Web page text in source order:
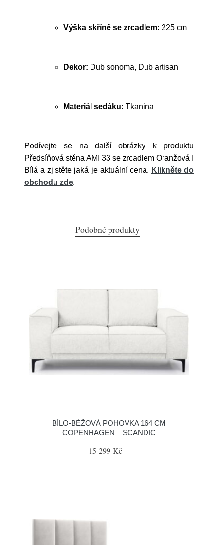
Výška skříně se zrcadlem: 225 cm
Dekor: Dub sonoma, Dub artisan
Materiál sedáku: Tkanina
Podívejte se na další obrázky k produktu
Předsíňová stěna AMI 33 se zrcadlem Oranžová I
Bílá a zjistěte jaká je aktuální cena. Klikněte do
obchodu zde.
Podobné produkty
BÍLO-BÉŽOVÁ POHOVKA 164 CM
COPENHAGEN – SCANDIC
15 299 Kč